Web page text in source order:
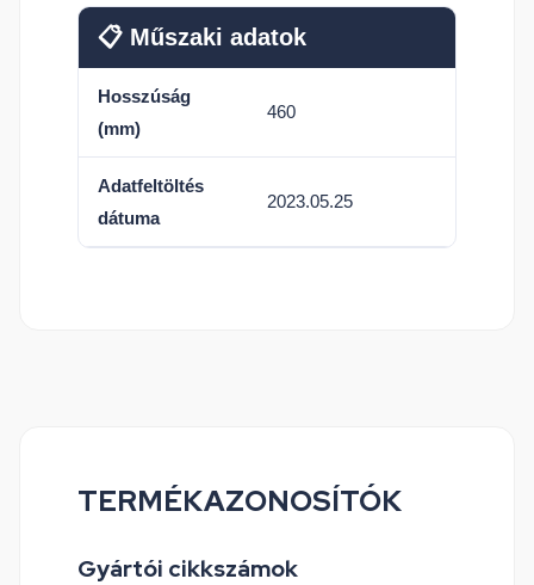
📋 Műszaki adatok
Hosszúság
(mm)
460
Adatfeltöltés
dátuma
2023.05.25
TERMÉKAZONOSÍTÓK
Gyártói cikkszámok